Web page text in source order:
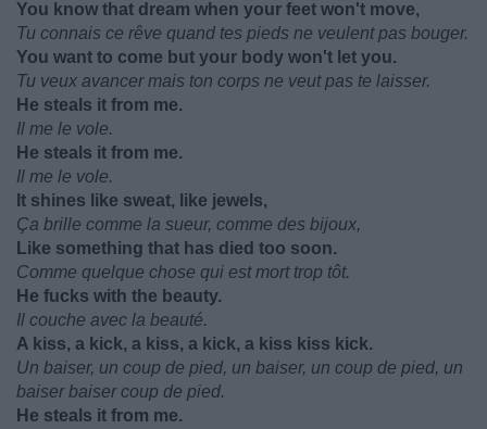
You know that dream when your feet won't move,
Tu connais ce rêve quand tes pieds ne veulent pas bouger.
You want to come but your body won't let you.
Tu veux avancer mais ton corps ne veut pas te laisser.
He steals it from me.
Il me le vole.
He steals it from me.
Il me le vole.
It shines like sweat, like jewels,
Ça brille comme la sueur, comme des bijoux,
Like something that has died too soon.
Comme quelque chose qui est mort trop tôt.
He fucks with the beauty.
Il couche avec la beauté.
A kiss, a kick, a kiss, a kick, a kiss kiss kick.
Un baiser, un coup de pied, un baiser, un coup de pied, un
baiser baiser coup de pied.
He steals it from me.